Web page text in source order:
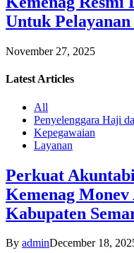
Untuk
November 27, 2025
Latest Articles
All
Penyelenggara Haji
Kepegawaian
Layanan
Perkuat
Kemenag
Kabupaten
By adminDecember 18,